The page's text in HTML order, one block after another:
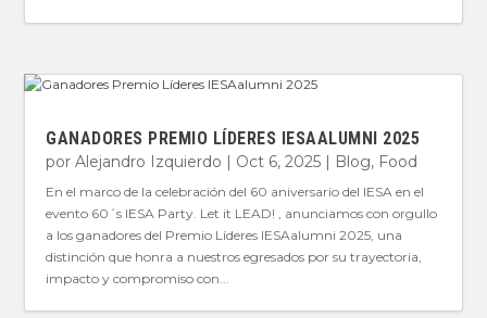
GANADORES PREMIO LÍDERES IESAALUMNI 2025
porAlejandro Izquierdo | Oct 6, 2025 | Blog, Food
En el marco de la celebración del 60 aniversario del IESA en el
evento 60´s IESA Party. Let it LEAD! , anunciamos con orgullo
a los ganadores del Premio Líderes IESAalumni 2025, una
distinción que honra a nuestros egresados por su trayectoria,
impacto y compromiso con...